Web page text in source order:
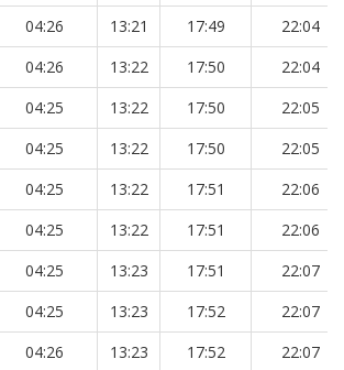
04:26 13:21 17:49
22:04
04:26 13:22 17:50
22:04
04:25 13:22 17:50
22:05
04:25 13:22 17:50
22:05
04:25 13:22 17:51
22:06
04:25 13:22 17:51
22:06
04:25 13:23 17:51
22:07
04:25 13:23 17:52
22:07
04:26 13:23 17:52
22:07